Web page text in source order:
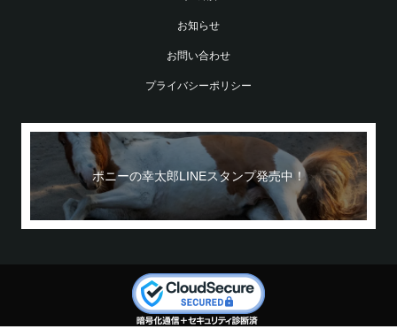
お知らせ
お問い合わせ
プライバシーポリシー
ポニーの幸太郎LINEスタンプ発売中！